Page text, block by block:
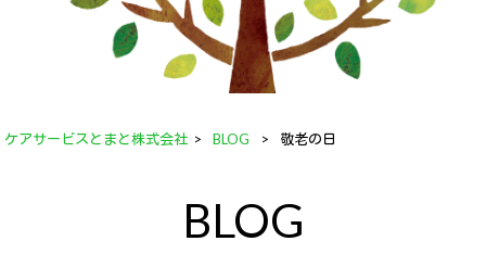
ケアサービスとまと株式会社 > BLOG > 敬老の日
BLOG